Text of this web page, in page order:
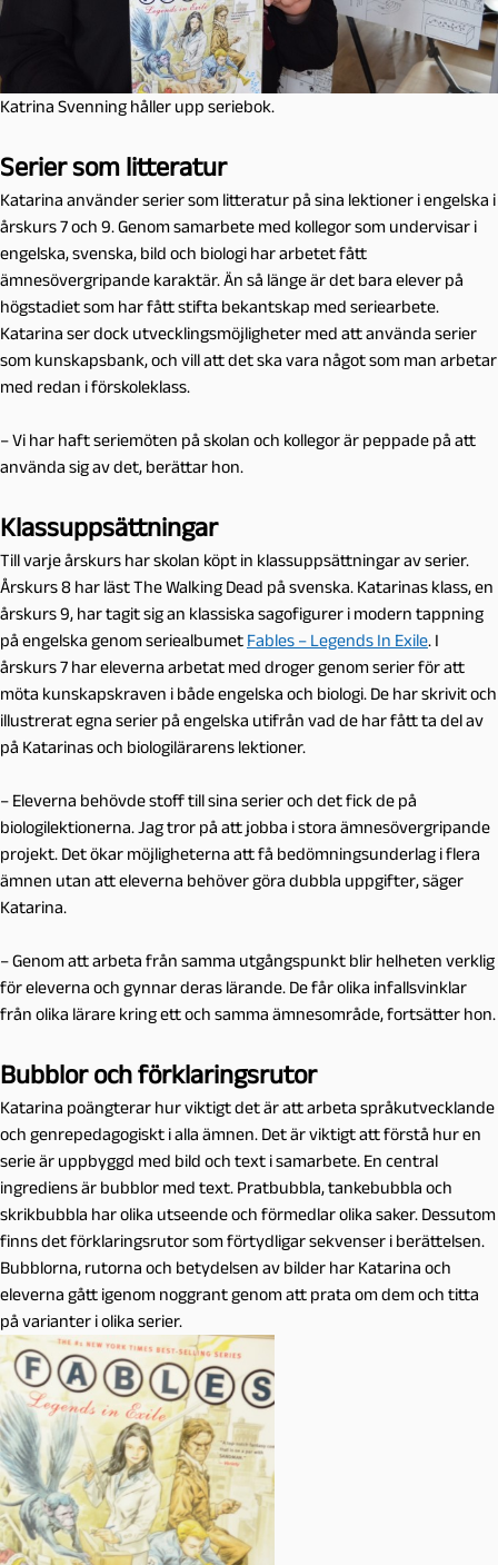
Katrina Svenning håller upp seriebok.
Serier som litteratur
Katarina använder serier som litteratur på sina lektioner i engelska i
årskurs 7 och 9. Genom samarbete med kollegor som undervisar i
engelska, svenska, bild och biologi har arbetet fått
ämnesövergripande karaktär. Än så länge är det bara elever på
högstadiet som har fått stifta bekantskap med seriearbete.
Katarina ser dock utvecklingsmöjligheter med att använda serier
som kunskapsbank, och vill att det ska vara något som man arbetar
med redan i förskoleklass.
– Vi har haft seriemöten på skolan och kollegor är peppade på att
använda sig av det, berättar hon.
Klassuppsättningar
Till varje årskurs har skolan köpt in klassuppsättningar av serier.
Årskurs 8 har läst The Walking Dead på svenska. Katarinas klass, en
årskurs 9, har tagit sig an klassiska sagofigurer i modern tappning
på engelska genom seriealbumet Fables – Legends In Exile. I
årskurs 7 har eleverna arbetat med droger genom serier för att
möta kunskapskraven i både engelska och biologi. De har skrivit och
illustrerat egna serier på engelska utifrån vad de har fått ta del av
på Katarinas och biologilärarens lektioner.
– Eleverna behövde stoff till sina serier och det fick de på
biologilektionerna. Jag tror på att jobba i stora ämnesövergripande
projekt. Det ökar möjligheterna att få bedömningsunderlag i flera
ämnen utan att eleverna behöver göra dubbla uppgifter, säger
Katarina.
– Genom att arbeta från samma utgångspunkt blir helheten verklig
för eleverna och gynnar deras lärande. De får olika infallsvinklar
från olika lärare kring ett och samma ämnesområde, fortsätter hon.
Bubblor och förklaringsrutor
Katarina poängterar hur viktigt det är att arbeta språkutvecklande
och genrepedagogiskt i alla ämnen. Det är viktigt att förstå hur en
serie är uppbyggd med bild och text i samarbete. En central
ingrediens är bubblor med text. Pratbubbla, tankebubbla och
skrikbubbla har olika utseende och förmedlar olika saker. Dessutom
finns det förklaringsrutor som förtydligar sekvenser i berättelsen.
Bubblorna, rutorna och betydelsen av bilder har Katarina och
eleverna gått igenom noggrant genom att prata om dem och titta
på varianter i olika serier.